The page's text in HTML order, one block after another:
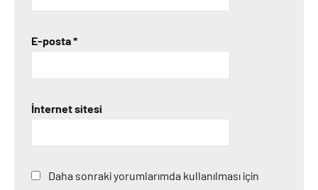
E-posta*
İnternet sitesi
Daha sonraki yorumlarımda kullanılması için